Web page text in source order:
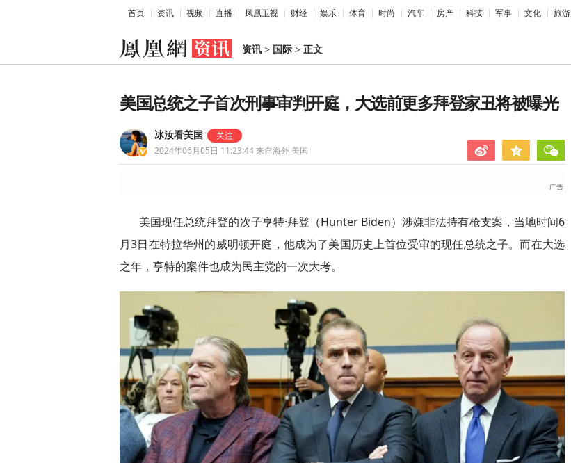
首页 资讯 视频 直播 凤凰卫视 财经 娱乐 体育 时尚 汽车 房产 科技 军事 文化 旅游
资讯 > 国际 > 正文
美国总统之子首次刑事审判开庭，大选前更多拜登家丑将被曝光
冰汝看美国
2024年06月05日 11:23:44来自海外 美国
美国现任总统拜登的次子亨特·拜登（Hunter Biden）涉嫌非法持有枪支案，当地时间6
月3日在特拉华州的威明顿开庭，他成为了美国历史上首位受审的现任总统之子。而在大选
之年，亨特的案件也成为民主党的一次大考。